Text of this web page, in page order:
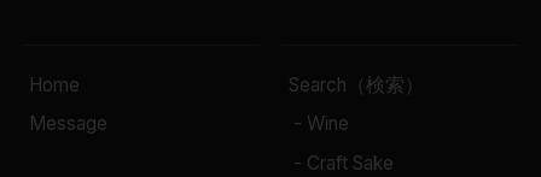
Home
Message
Search（検索）
- Wine
- Craft Sake